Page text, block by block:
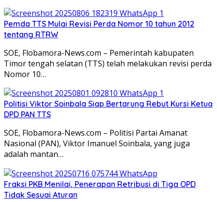
Pemda TTS Mulai Revisi Perda Nomor 10 tahun 2012
tentang RTRW
SOE, Flobamora-News.com – Pemerintah kabupaten
Timor tengah selatan (TTS) telah melakukan revisi perda
Nomor 10…
Politisi Viktor Soinbala Siap Bertarung Rebut Kursi Ketua
DPD PAN TTS
SOE, Flobamora-News.com – Politisi Partai Amanat
Nasional (PAN), Viktor Imanuel Soinbala, yang juga
adalah mantan…
Fraksi PKB Menilai, Penerapan Retribusi di Tiga OPD
Tidak Sesuai Aturan